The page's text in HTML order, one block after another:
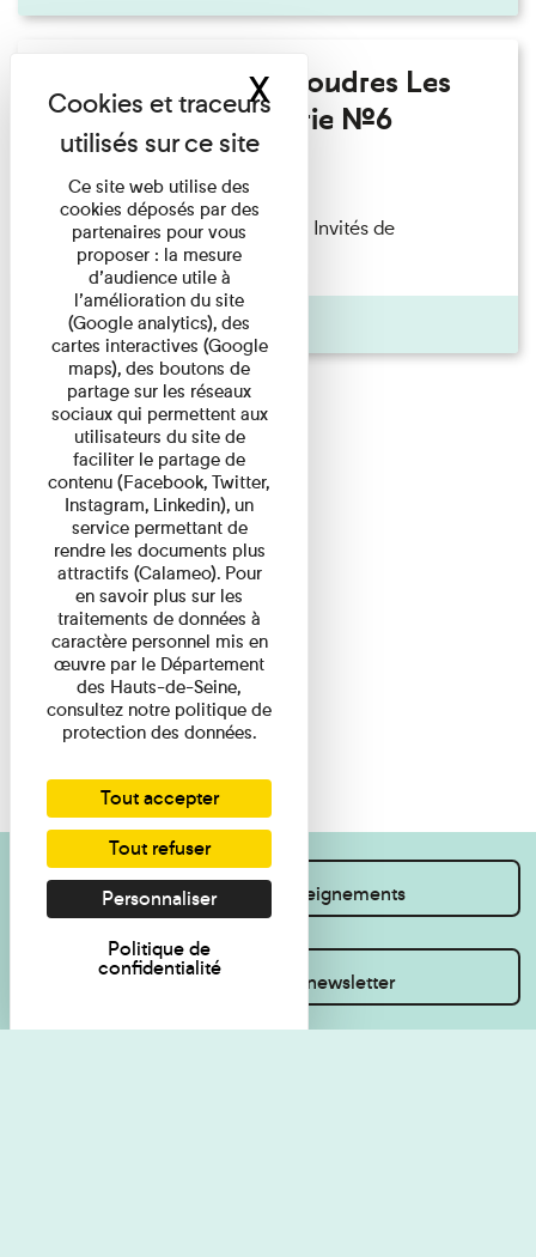
Fanny Taillandier - Foudres Les
Invités de l’Imprimerie n°6
Lecture
Fanny Taillandier – Foudres Les Invités de
l’Imprimerie n°6 Lecture ...
Pages
Je souhaite des renseignements
Inscrivez-vous à la newsletter
Ce site web utilise des
cookies déposés par des
partenaires pour vous
proposer : la mesure
d’audience utile à
l’amélioration du site
(Google analytics), des
cartes interactives (Google
maps), des boutons de
partage sur les réseaux
sociaux qui permettent aux
utilisateurs du site de
faciliter le partage de
contenu (Facebook, Twitter,
Instagram, Linkedin), un
service permettant de
rendre les documents plus
attractifs (Calameo). Pour
en savoir plus sur les
traitements de données à
caractère personnel mis en
œuvre par le Département
des Hauts-de-Seine,
consultez notre politique de
protection des données.
Tout accepter
Tout refuser
Personnaliser
Politique de
confidentialité
XMasquer le